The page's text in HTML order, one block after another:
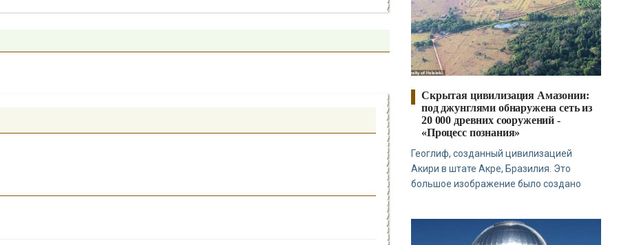
-- Люблю давать советы и очень не люблю, когда их дают мне.
Скрытая цивилизация Амазонии:
под джунглями обнаружена сеть из
20 000 древних сооружений -
«Процесс познания»
Геоглиф, созданный цивилизацией
Акири в штате Акре, Бразилия. Это
большое изображение было создано